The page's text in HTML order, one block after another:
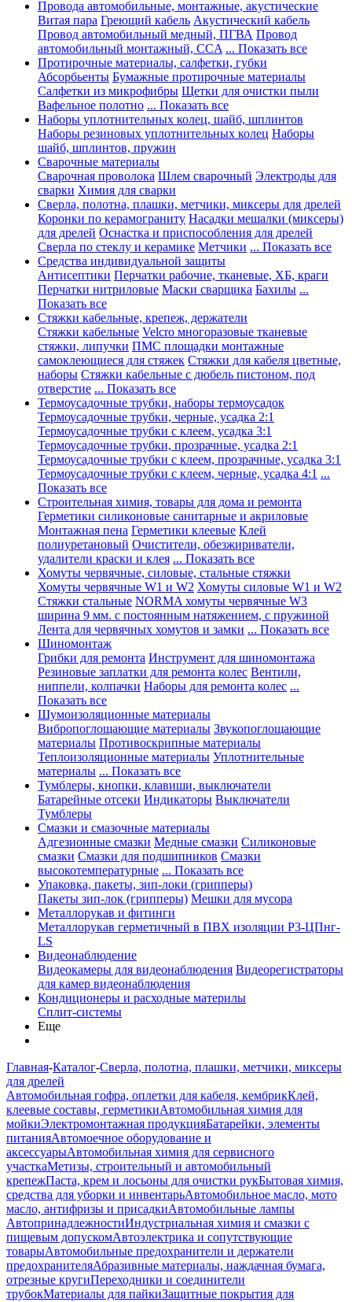
Провода автомобильные, монтажные, акустические
Витая пара Греющий кабель Акустический кабель
Провод автомобильный медный, ПГВА Провод
автомобильный монтажный, CCA ... Показать все
Протирочные материалы, салфетки, губки
Абсорбьенты Бумажные протирочные материалы
Салфетки из микрофибры Щетки для очистки пыли
Вафельное полотно ... Показать все
Наборы уплотнительных колец, шайб, шплинтов
Наборы резиновых уплотнительных колец Наборы
шайб, шплинтов, пружин
Сварочные материалы
Сварочная проволока Шлем сварочный Электроды для
сварки Химия для сварки
Сверла, полотна, плашки, метчики, миксеры для дрелей
Коронки по керамограниту Насадки мешалки (миксеры)
для дрелей Оснастка и приспособления для дрелей
Сверла по стеклу и керамике Метчики ... Показать все
Средства индивидуальной защиты
Антисептики Перчатки рабочие, тканевые, ХБ, краги
Перчатки нитриловые Маски сварщика Бахилы ...
Показать все
Стяжки кабельные, крепеж, держатели
Стяжки кабельные Velcro многоразовые тканевые
стяжки, липучки ПМС площадки монтажные
самоклеющиеся для стяжек Стяжки для кабеля цветные,
наборы Стяжки кабельные с дюбель пистоном, под
отверстие ... Показать все
Термоусадочные трубки, наборы термоусадок
Термоусадочные трубки, черные, усадка 2:1
Термоусадочные трубки с клеем, усадка 3:1
Термоусадочные трубки, прозрачные, усадка 2:1
Термоусадочные трубки с клеем, прозрачные, усадка 3:1
Термоусадочные трубки с клеем, черные, усадка 4:1 ...
Показать все
Строительная химия, товары для дома и ремонта
Герметики силиконовые санитарные и акриловые
Монтажная пена Герметики клеевые Клей
полиуретановый Очистители, обезжириватели,
удалители краски и клея ... Показать все
Хомуты червячные, силовые, стальные стяжки
Хомуты червячные W1 и W2 Хомуты силовые W1 и W2
Стяжки стальные NORMA хомуты червячные W3
ширина 9 мм. с постоянным натяжением, с пружиной
Лента для червячных хомутов и замки ... Показать все
Шиномонтаж
Грибки для ремонта Инструмент для шиномонтажа
Резиновые заплатки для ремонта колес Вентили,
ниппели, колпачки Наборы для ремонта колес ...
Показать все
Шумоизоляционные материалы
Вибропоглощающие материалы Звукопоглощающие
материалы Противоскрипные материалы
Теплоизоляционные материалы Уплотнительные
материалы ... Показать все
Тумблеры, кнопки, клавиши, выключатели
Батарейные отсеки Индикаторы Выключатели
Тумблеры
Смазки и смазочные материалы
Адгезионные смазки Медные смазки Силиконовые
смазки Смазки для подшипников Смазки
высокотемпературные ... Показать все
Упаковка, пакеты, зип-локи (грипперы)
Пакеты зип-лок (грипперы) Мешки для мусора
Металлорукав и фитинги
Металлорукав герметичный в ПВХ изоляции Р3-ЦПнг-
LS
Видеонаблюдение
Видеокамеры для видеонаблюдения Видеорегистраторы
для камер видеонаблюдения
Кондиционеры и расходные материлы
Сплит-системы
Еще
Главная-Каталог-Сверла, полотна, плашки, метчики, миксеры
для дрелей
Автомобильная гофра, оплетки для кабеля, кембрикКлей,
клеевые составы, герметикиАвтомобильная химия для
мойкиЭлектромонтажная продукцияБатарейки, элементы
питанияАвтомоечное оборудование и
аксессуарыАвтомобильная химия для сервисного
участкаМетизы, строительный и автомобильный
крепежПаста, крем и лосьоны для очистки рукБытовая химия,
средства для уборки и инвентарьАвтомобильное масло, мото
масло, антифризы и присадкиАвтомобильные лампы
АвтопринадлежностиИндустриальная химия и смазки с
пищевым допускомАвтоэлектрика и сопутствующие
товарыАвтомобильные предохранители и держатели
предохранителяАбразивные материалы, наждачная бумага,
отрезные кругиПереходники и соединители
трубокМатериалы для пайкиЗащитные покрытия для